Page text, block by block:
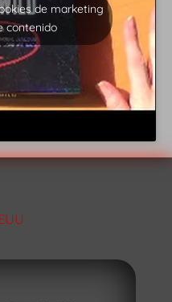
de marketing
contenido